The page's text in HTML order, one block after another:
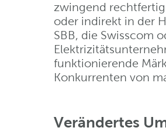
zwingend
oder indirekt in der
SBB, die Swisscom
funktionierende
Konkurrenten von
Verändertes